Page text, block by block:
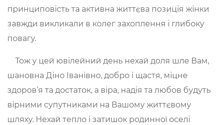
принциповість та активна життєва позиція жінки
завжди викликали в колег захоплення і глибоку
повагу.
Тож у цей ювілейний день нехай доля шле Вам,
шановна Діно Іванівно, добро і щастя, міцне
здоров’я та достаток, а віра, надія та любов будуть
вірними супутниками на Вашому життєвому
шляху. Нехай тепло і затишок родинної оселі